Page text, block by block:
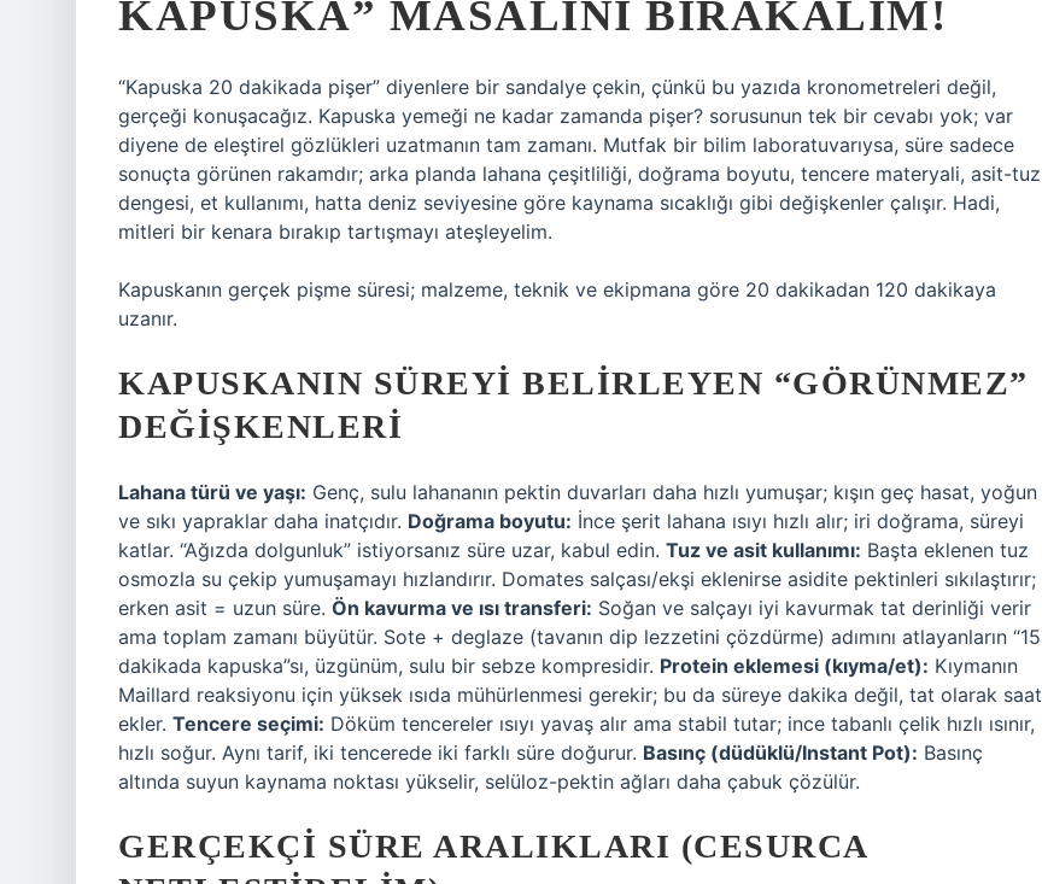
KAPUSKA” MASALINI BIRAKALIM!
“Kapuska 20 dakikada pişer” diyenlere bir sandalye çekin, çünkü bu yazıda kronometreleri değil,
gerçeği konuşacağız. Kapuska yemeği ne kadar zamanda pişer? sorusunun tek bir cevabı yok; var
diyene de eleştirel gözlükleri uzatmanın tam zamanı. Mutfak bir bilim laboratuvarıysa, süre sadece
sonuçta görünen rakamdır; arka planda lahana çeşitliliği, doğrama boyutu, tencere materyali, asit-tuz
dengesi, et kullanımı, hatta deniz seviyesine göre kaynama sıcaklığı gibi değişkenler çalışır. Hadi,
mitleri bir kenara bırakıp tartışmayı ateşleyelim.
Kapuskanın gerçek pişme süresi; malzeme, teknik ve ekipmana göre 20 dakikadan 120 dakikaya
uzanır.
KAPUSKANIN SÜREYI BELIRLEYEN “GÖRÜNMEZ”
DEĞIŞKENLERI
Lahana türü ve yaşı: Genç, sulu lahananın pektin duvarları daha hızlı yumuşar; kışın geç hasat, yoğun
ve sıkı yapraklar daha inatçıdır. Doğrama boyutu: İnce şerit lahana ısıyı hızlı alır; iri doğrama, süreyi
katlar. “Ağızda dolgunluk” istiyorsanız süre uzar, kabul edin. Tuz ve asit kullanımı: Başta eklenen tuz
osmozla su çekip yumuşamayı hızlandırır. Domates salçası/ekşi eklenirse asidite pektinleri sıkılaştırır;
erken asit = uzun süre. Ön kavurma ve ısı transferi: Soğan ve salçayı iyi kavurmak tat derinliği verir
ama toplam zamanı büyütür. Sote + deglaze (tavanın dip lezzetini çözdürme) adımını atlayanların “15
dakikada kapuska”sı, üzgünüm, sulu bir sebze kompresidir. Protein eklemesi (kıyma/et): Kıymanın
Maillard reaksiyonu için yüksek ısıda mühürlenmesi gerekir; bu da süreye dakika değil, tat olarak saat
ekler. Tencere seçimi: Döküm tencereler ısıyı yavaş alır ama stabil tutar; ince tabanlı çelik hızlı ısınır,
hızlı soğur. Aynı tarif, iki tencerede iki farklı süre doğurur. Basınç (düdüklü/Instant Pot): Basınç
altında suyun kaynama noktası yükselir, selüloz-pektin ağları daha çabuk çözülür.
GERÇEKÇI SÜRE ARALIKLARI (CESURCA